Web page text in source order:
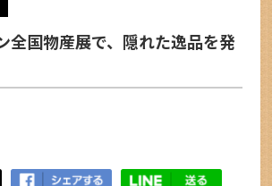
全国物産展で、隠れた逸品を発